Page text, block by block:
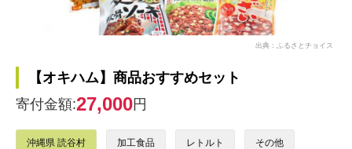
出典：ふるさとチョイス
【オキハム】商品おすすめセット
寄付金額:27,000円
沖縄県 読谷村 加工食品 レトルト その他